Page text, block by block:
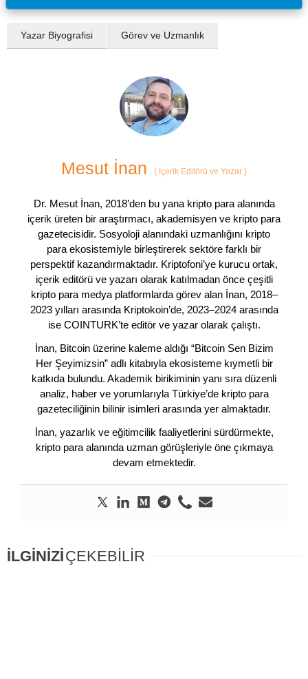
Yazar Biyografisi Görev ve Uzmanlık
Mesut İnan ( İçerik Editörü ve Yazar )
Dr. Mesut İnan, 2018’den bu yana kripto para alanında
içerik üreten bir araştırmacı, akademisyen ve kripto para
gazetecisidir. Sosyoloji alanındaki uzmanlığını kripto
para ekosistemiyle birleştirerek sektöre farklı bir
perspektif kazandırmaktadır. Kriptofoni’ye kurucu ortak,
içerik editörü ve yazarı olarak katılmadan önce çeşitli
kripto para medya platformlarda görev alan İnan, 2018–
2023 yılları arasında Kriptokoin’de, 2023–2024 arasında
ise COINTURK’te editör ve yazar olarak çalıştı.
İnan, Bitcoin üzerine kaleme aldığı “Bitcoin Sen Bizim
Her Şeyimizsin” adlı kitabıyla ekosisteme kıymetli bir
katkıda bulundu. Akademik birikiminin yanı sıra düzenli
analiz, haber ve yorumlarıyla Türkiye’de kripto para
gazeteciliğinin bilinir isimleri arasında yer almaktadır.
İnan, yazarlık ve eğitimcilik faaliyetlerini sürdürmekte,
kripto para alanında uzman görüşleriyle öne çıkmaya
devam etmektedir.
İLGİNİZİÇEKEBİLİR